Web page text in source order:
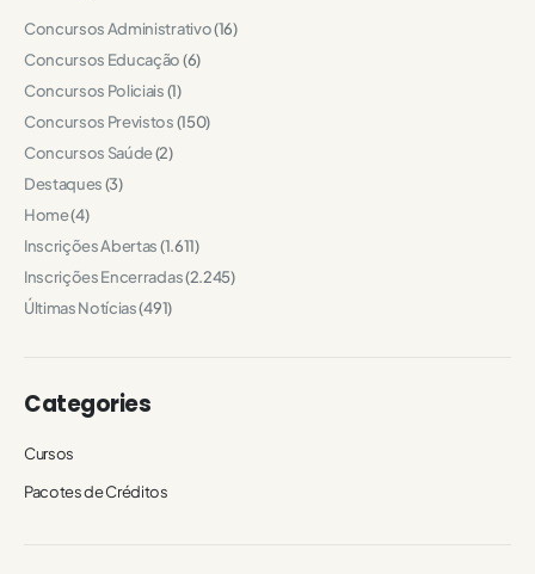
Concursos Administrativo(16)
Concursos Educação(6)
Concursos Policiais(1)
Concursos Previstos(150)
Concursos Saúde(2)
Destaques(3)
Home(4)
Inscrições Abertas(1.611)
Inscrições Encerradas(2.245)
Últimas Notícias(491)
Categories
Cursos
Pacotes de Créditos